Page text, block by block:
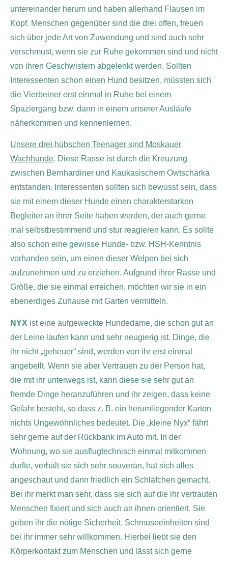
untereinander herum und haben allerhand Flausen im
Kopf. Menschen gegenüber sind die drei offen, freuen
sich über jede Art von Zuwendung und sind auch sehr
verschmust, wenn sie zur Ruhe gekommen sind und nicht
von ihren Geschwistern abgelenkt werden. Sollten
Interessenten schon einen Hund besitzen, müssten sich
die Vierbeiner erst einmal in Ruhe bei einem
Spaziergang bzw. dann in einem unserer Ausläufe
näherkommen und kennenlernen.
Unsere drei hübschen Teenager sind Moskauer
Wachhunde. Diese Rasse ist durch die Kreuzung
zwischen Bernhardiner und Kaukasischem Owtscharka
entstanden. Interessenten sollten sich bewusst sein, dass
sie mit einem dieser Hunde einen charakterstarken
Begleiter an ihrer Seite haben werden, der auch gerne
mal selbstbestimmend und stur reagieren kann. Es sollte
also schon eine gewisse Hunde- bzw. HSH-Kenntnis
vorhanden sein, um einen dieser Welpen bei sich
aufzunehmen und zu erziehen. Aufgrund ihrer Rasse und
Größe, die sie einmal erreichen, möchten wir sie in ein
ebenerdiges Zuhause mit Garten vermitteln.
NYX ist eine aufgeweckte Hundedame, die schon gut an
der Leine laufen kann und sehr neugierig ist. Dinge, die
ihr nicht „geheuer“ sind, werden von ihr erst einmal
angebellt. Wenn sie aber Vertrauen zu der Person hat,
die mit ihr unterwegs ist, kann diese sie sehr gut an
fremde Dinge heranzuführen und ihr zeigen, dass keine
Gefahr besteht, so dass z. B. ein herumliegender Karton
nichts Ungewöhnliches bedeutet. Die „kleine Nyx“ fährt
sehr gerne auf der Rückbank im Auto mit. In der
Wohnung, wo sie ausflugtechnisch einmal mitkommen
durfte, verhält sie sich sehr souverän, hat sich alles
angeschaut und dann friedlich ein Schläfchen gemacht.
Bei ihr merkt man sehr, dass sie sich auf die ihr vertrauten
Menschen fixiert und sich auch an ihnen orientiert. Sie
geben ihr die nötige Sicherheit. Schmuseeinheiten sind
bei ihr immer sehr willkommen. Hierbei liebt sie den
Körperkontakt zum Menschen und lässt sich gerne